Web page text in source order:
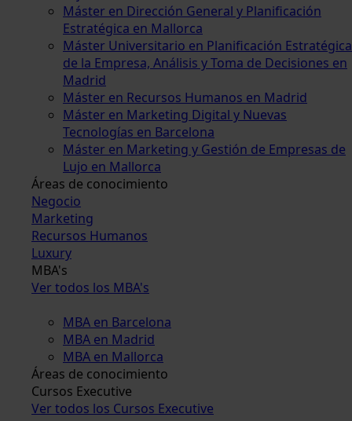
Máster en Dirección General y Planificación
Estratégica en Mallorca
Máster Universitario en Planificación Estratégica
de la Empresa, Análisis y Toma de Decisiones en
Madrid
Máster en Recursos Humanos en Madrid
Máster en Marketing Digital y Nuevas
Tecnologías en Barcelona
Máster en Marketing y Gestión de Empresas de
Lujo en Mallorca
Áreas de conocimiento
Negocio
Marketing
Recursos Humanos
Luxury
MBA's
Ver todos los MBA's
MBA en Barcelona
MBA en Madrid
MBA en Mallorca
Áreas de conocimiento
Cursos Executive
Ver todos los Cursos Executive